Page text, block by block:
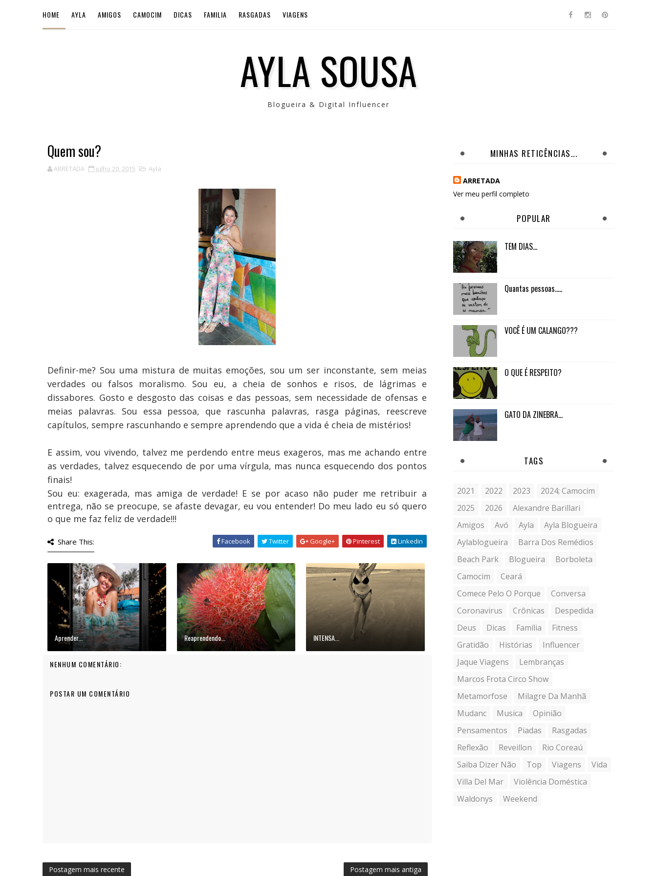
HOME AYLA AMIGOS CAMOCIM DICAS FAMILIA RASGADAS VIAGENS
AYLA SOUSA
Blogueira & Digital Influencer
Quem sou?
ARRETADA julho 20, 2015 Ayla
Definir-me? Sou uma mistura de muitas emoções, sou um ser inconstante, sem meias
verdades ou falsos moralismo. Sou eu, a cheia de sonhos e risos, de lágrimas e
dissabores. Gosto e desgosto das coisas e das pessoas, sem necessidade de ofensas e
meias palavras. Sou essa pessoa, que rascunha palavras, rasga páginas, reescreve
capítulos, sempre rascunhando e sempre aprendendo que a vida é cheia de mistérios!
E assim, vou vivendo, talvez me perdendo entre meus exageros, mas me achando entre
as verdades, talvez esquecendo de por uma vírgula, mas nunca esquecendo dos pontos
finais!
Sou eu: exagerada, mas amiga de verdade! E se por acaso não puder me retribuir a
entrega, não se preocupe, se afaste devagar, eu vou entender! Do meu lado eu só quero
o que me faz feliz de verdade!!!
Share This: Facebook Twitter Google+ Pinterest Linkedin
Aprender... Reaprendendo... INTENSA...
NENHUM COMENTÁRIO:
POSTAR UM COMENTÁRIO
Postagem mais recente Postagem mais antiga
MINHAS RETICÊNCIAS...
ARRETADA
Ver meu perfil completo
POPULAR
TEM DIAS...
Quantas pessoas.....
VOCÊ É UM CALANGO???
O QUE É RESPEITO?
GATO DA ZINEBRA...
TAGS
2021 2022 2023
2024; Camocim
2025
2026
Alexandre Barillari
Amigos
Avó Ayla
Ayla Blogueira
Aylablogueira
Barra Dos Remédios
Beach Park
Blogueira
Borboleta
Camocim
Ceará
Comece Pelo O Porque
Conversa
Coronavirus
Crônicas
Despedida
Deus
Dicas Família
Fitness
Gratidão
Histórias
Influencer
Jaque Viagens
Lembranças
Marcos Frota Circo Show
Metamorfose
Milagre Da Manhã
Mudanc
Musica
Opinião
Pensamentos
Piadas
Rasgadas
Reflexão
Reveillon
Rio Coreaú
Saiba Dizer Não
Top Viagens
Vida
Villa Del Mar
Violência Doméstica
Waldonys
Weekend